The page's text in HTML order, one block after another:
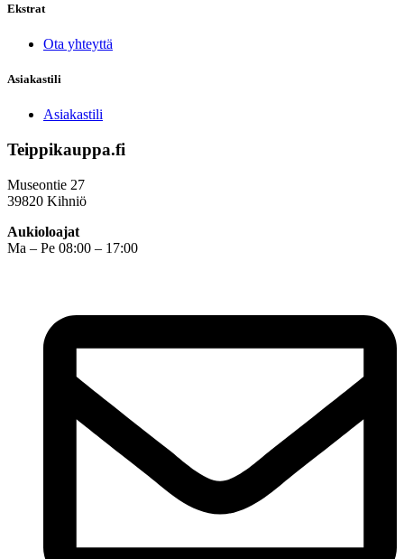
Ekstrat
Ota yhteyttä
Asiakastili
Asiakastili
Teippikauppa.fi
Museontie 27
39820 Kihniö
Aukioloajat
Ma – Pe 08:00 – 17:00